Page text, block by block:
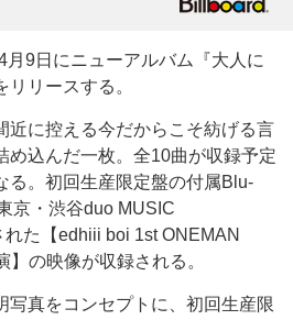
9日にニューアルバム『大人に
リースする。
に控える今だからこそ紡げる言
め込んだ一枚。全10曲が収録予定
る。初回生産限定盤の付属Blu-
京・渋谷duo MUSIC
た【edhiii boi 1st ONEMAN
】の映像が収録される。
真をコンセプトに、初回生産限